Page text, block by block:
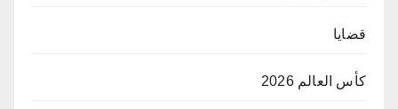
قضايا
كأس العالم 2026